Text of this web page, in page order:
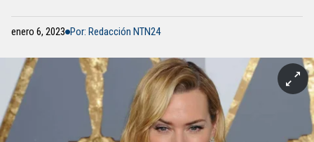
enero 6, 2023 Por: Redacción NTN24